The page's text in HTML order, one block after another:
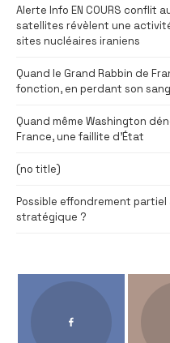
Alerte Info EN COURS conflit
satellites révèlent une
sites nucléaires iraniens
Quand le Grand Rabbin de
fonction, en perdant son
Quand même Washington
France, une faillite d’État
(no title)
Possible effondrement
stratégique ?